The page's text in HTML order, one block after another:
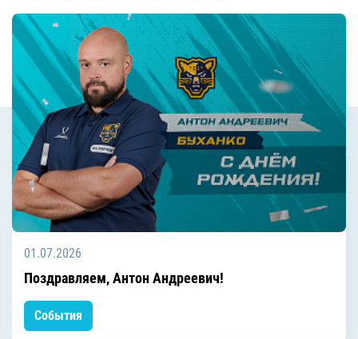
01.07.2026
Поздравляем, Антон Андреевич!
События